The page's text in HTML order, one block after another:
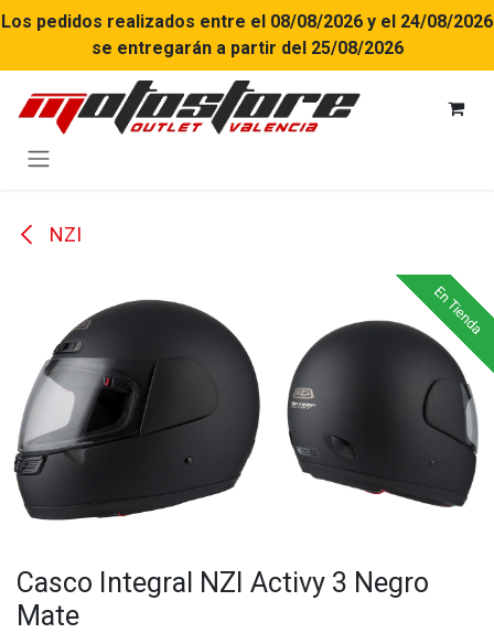
Ir al contenido
Los pedidos realizados entre el 08/08/2026 y el 24/08/2026
se entregarán a partir del 25/08/2026
NZI
En Tienda
En Tienda
En Tienda
Casco Integral NZI Activy 3 Negro
Mate